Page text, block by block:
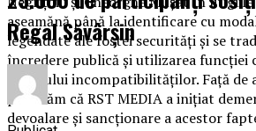
aseamănă până la identificare cu
legendate ale fostei securități și se
încredere publică și utilizarea funcției
regimului incompatibilităților. Față de
precizăm că RST MEDIA a inițiat
devoalare și sancționare a acestor
Regal Săvârșin